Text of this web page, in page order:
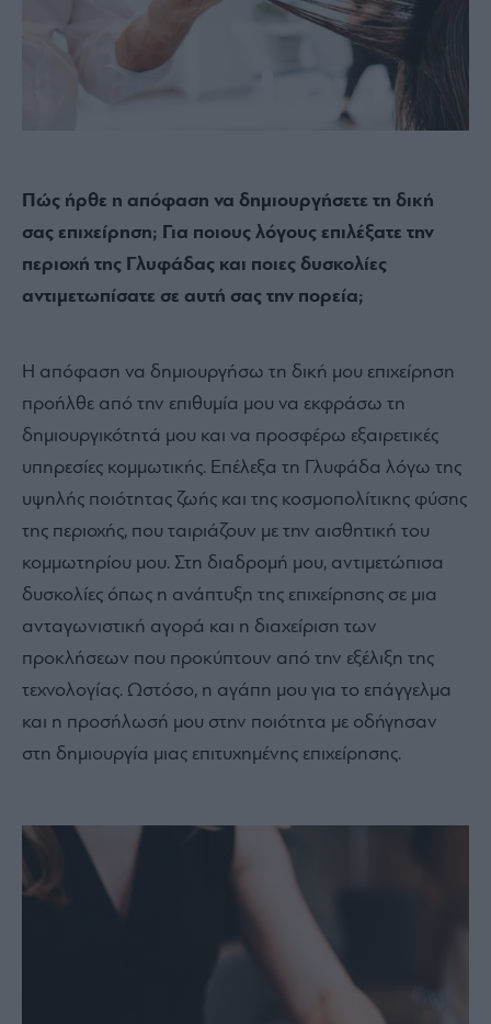
Πώς ήρθε η απόφαση να δημιουργήσετε τη δική
σας επιχείρηση; Για ποιους λόγους επιλέξατε την
περιοχή της Γλυφάδας και ποιες δυσκολίες
αντιμετωπίσατε σε αυτή σας την πορεία;
Η απόφαση να δημιουργήσω τη δική μου επιχείρηση
προήλθε από την επιθυμία μου να εκφράσω τη
δημιουργικότητά μου και να προσφέρω εξαιρετικές
υπηρεσίες κομμωτικής. Επέλεξα τη Γλυφάδα λόγω της
υψηλής ποιότητας ζωής και της κοσμοπολίτικης φύσης
της περιοχής, που ταιριάζουν με την αισθητική του
κομμωτηρίου μου. Στη διαδρομή μου, αντιμετώπισα
δυσκολίες όπως η ανάπτυξη της επιχείρησης σε μια
ανταγωνιστική αγορά και η διαχείριση των
προκλήσεων που προκύπτουν από την εξέλιξη της
τεχνολογίας. Ωστόσο, η αγάπη μου για το επάγγελμα
και η προσήλωσή μου στην ποιότητα με οδήγησαν
στη δημιουργία μιας επιτυχημένης επιχείρησης.